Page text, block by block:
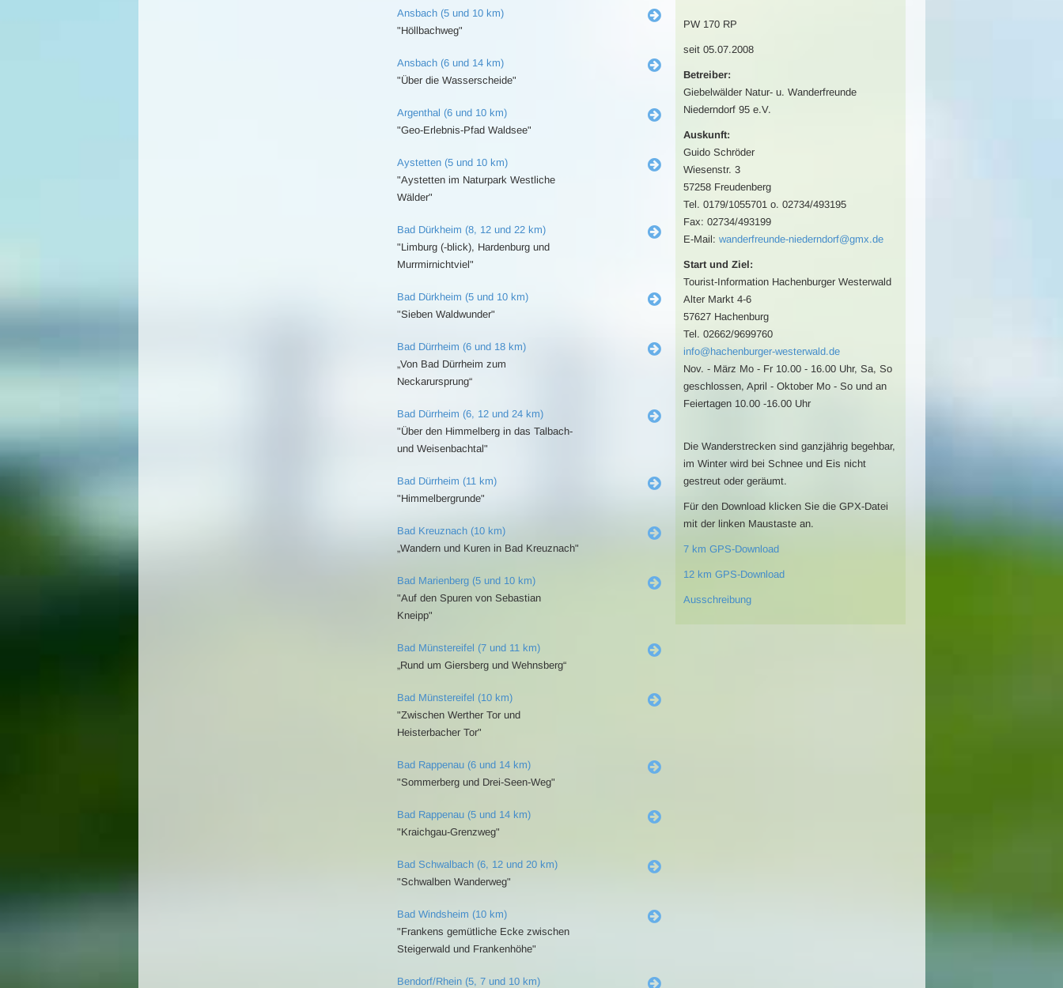
Ansbach (5 und 10 km)
"Höllbachweg"
Ansbach (6 und 14 km)
"Über die Wasserscheide"
Argenthal (6 und 10 km)
"Geo-Erlebnis-Pfad Waldsee"
Aystetten (5 und 10 km)
"Aystetten im Naturpark Westliche
Wälder"
Bad Dürkheim (8, 12 und 22 km)
"Limburg (-blick), Hardenburg und
Murrmirnichtviel"
Bad Dürkheim (5 und 10 km)
"Sieben Waldwunder"
Bad Dürrheim (6 und 18 km)
„Von Bad Dürrheim zum
Neckarursprung“
Bad Dürrheim (6, 12 und 24 km)
"Über den Himmelberg in das Talbach-
und Weisenbachtal"
Bad Dürrheim (11 km)
"Himmelbergrunde"
Bad Kreuznach (10 km)
„Wandern und Kuren in Bad Kreuznach"
Bad Marienberg (5 und 10 km)
"Auf den Spuren von Sebastian
Kneipp"
Bad Münstereifel (7 und 11 km)
„Rund um Giersberg und Wehnsberg“
Bad Münstereifel (10 km)
"Zwischen Werther Tor und
Heisterbacher Tor"
Bad Rappenau (6 und 14 km)
"Sommerberg und Drei-Seen-Weg"
Bad Rappenau (5 und 14 km)
"Kraichgau-Grenzweg"
Bad Schwalbach (6, 12 und 20 km)
"Schwalben Wanderweg"
Bad Windsheim (10 km)
"Frankens gemütliche Ecke zwischen
Steigerwald und Frankenhöhe"
Bendorf/Rhein (5, 7 und 10 km)
PW 170 RP
seit 05.07.2008
Betreiber:
Giebelwälder Natur- u. Wanderfreunde
Niederndorf 95 e.V.
Auskunft:
Guido Schröder
Wiesenstr. 3
57258 Freudenberg
Tel. 0179/1055701 o. 02734/493195
Fax: 02734/493199
E-Mail: wanderfreunde-niederndorf@gmx.de
Start und Ziel:
Tourist-Information Hachenburger Westerwald
Alter Markt 4-6
57627 Hachenburg
Tel. 02662/9699760
info@hachenburger-westerwald.de
Nov. - März Mo - Fr 10.00 - 16.00 Uhr, Sa, So
geschlossen, April - Oktober Mo - So und an
Feiertagen 10.00 -16.00 Uhr
Die Wanderstrecken sind ganzjährig begehbar,
im Winter wird bei Schnee und Eis nicht
gestreut oder geräumt.
Für den Download klicken Sie die GPX-Datei
mit der linken Maustaste an.
7 km GPS-Download
12 km GPS-Download
Ausschreibung